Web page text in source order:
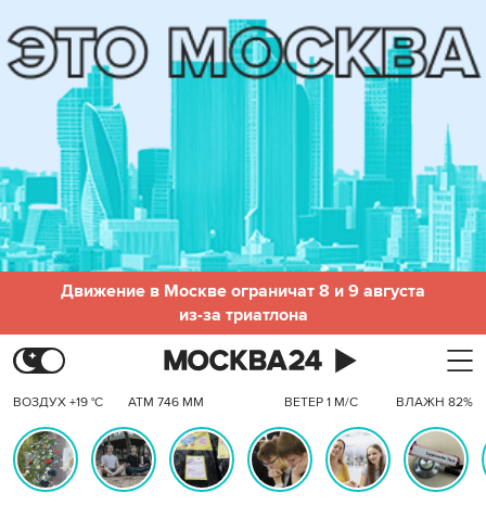
Движение в Москве ограничат 8 и 9 августа
из-за триатлона
ВОЗДУХ +19 °C АТМ 746 ММ ВЕТЕР 1 М/С ВЛАЖН 82%